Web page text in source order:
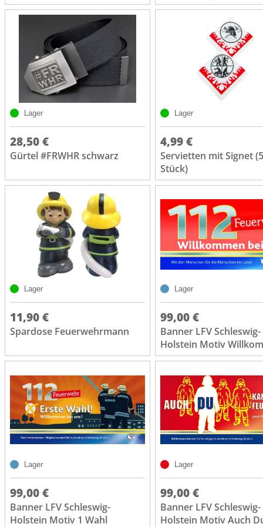
Lager
28,50 €
Gürtel #FRWHR schwarz
Lager
4,99 €
Servietten mit Signet
Stück)
Lager
11,90 €
Spardose Feuerwehrmann
Lager
99,00 €
Banner LFV Schleswig-
Holstein Motiv
Lager
99,00 €
Banner LFV Schleswig-
Holstein Motiv 1 Wahl
Lager
99,00 €
Banner LFV Schleswig-
Holstein Motiv Auch